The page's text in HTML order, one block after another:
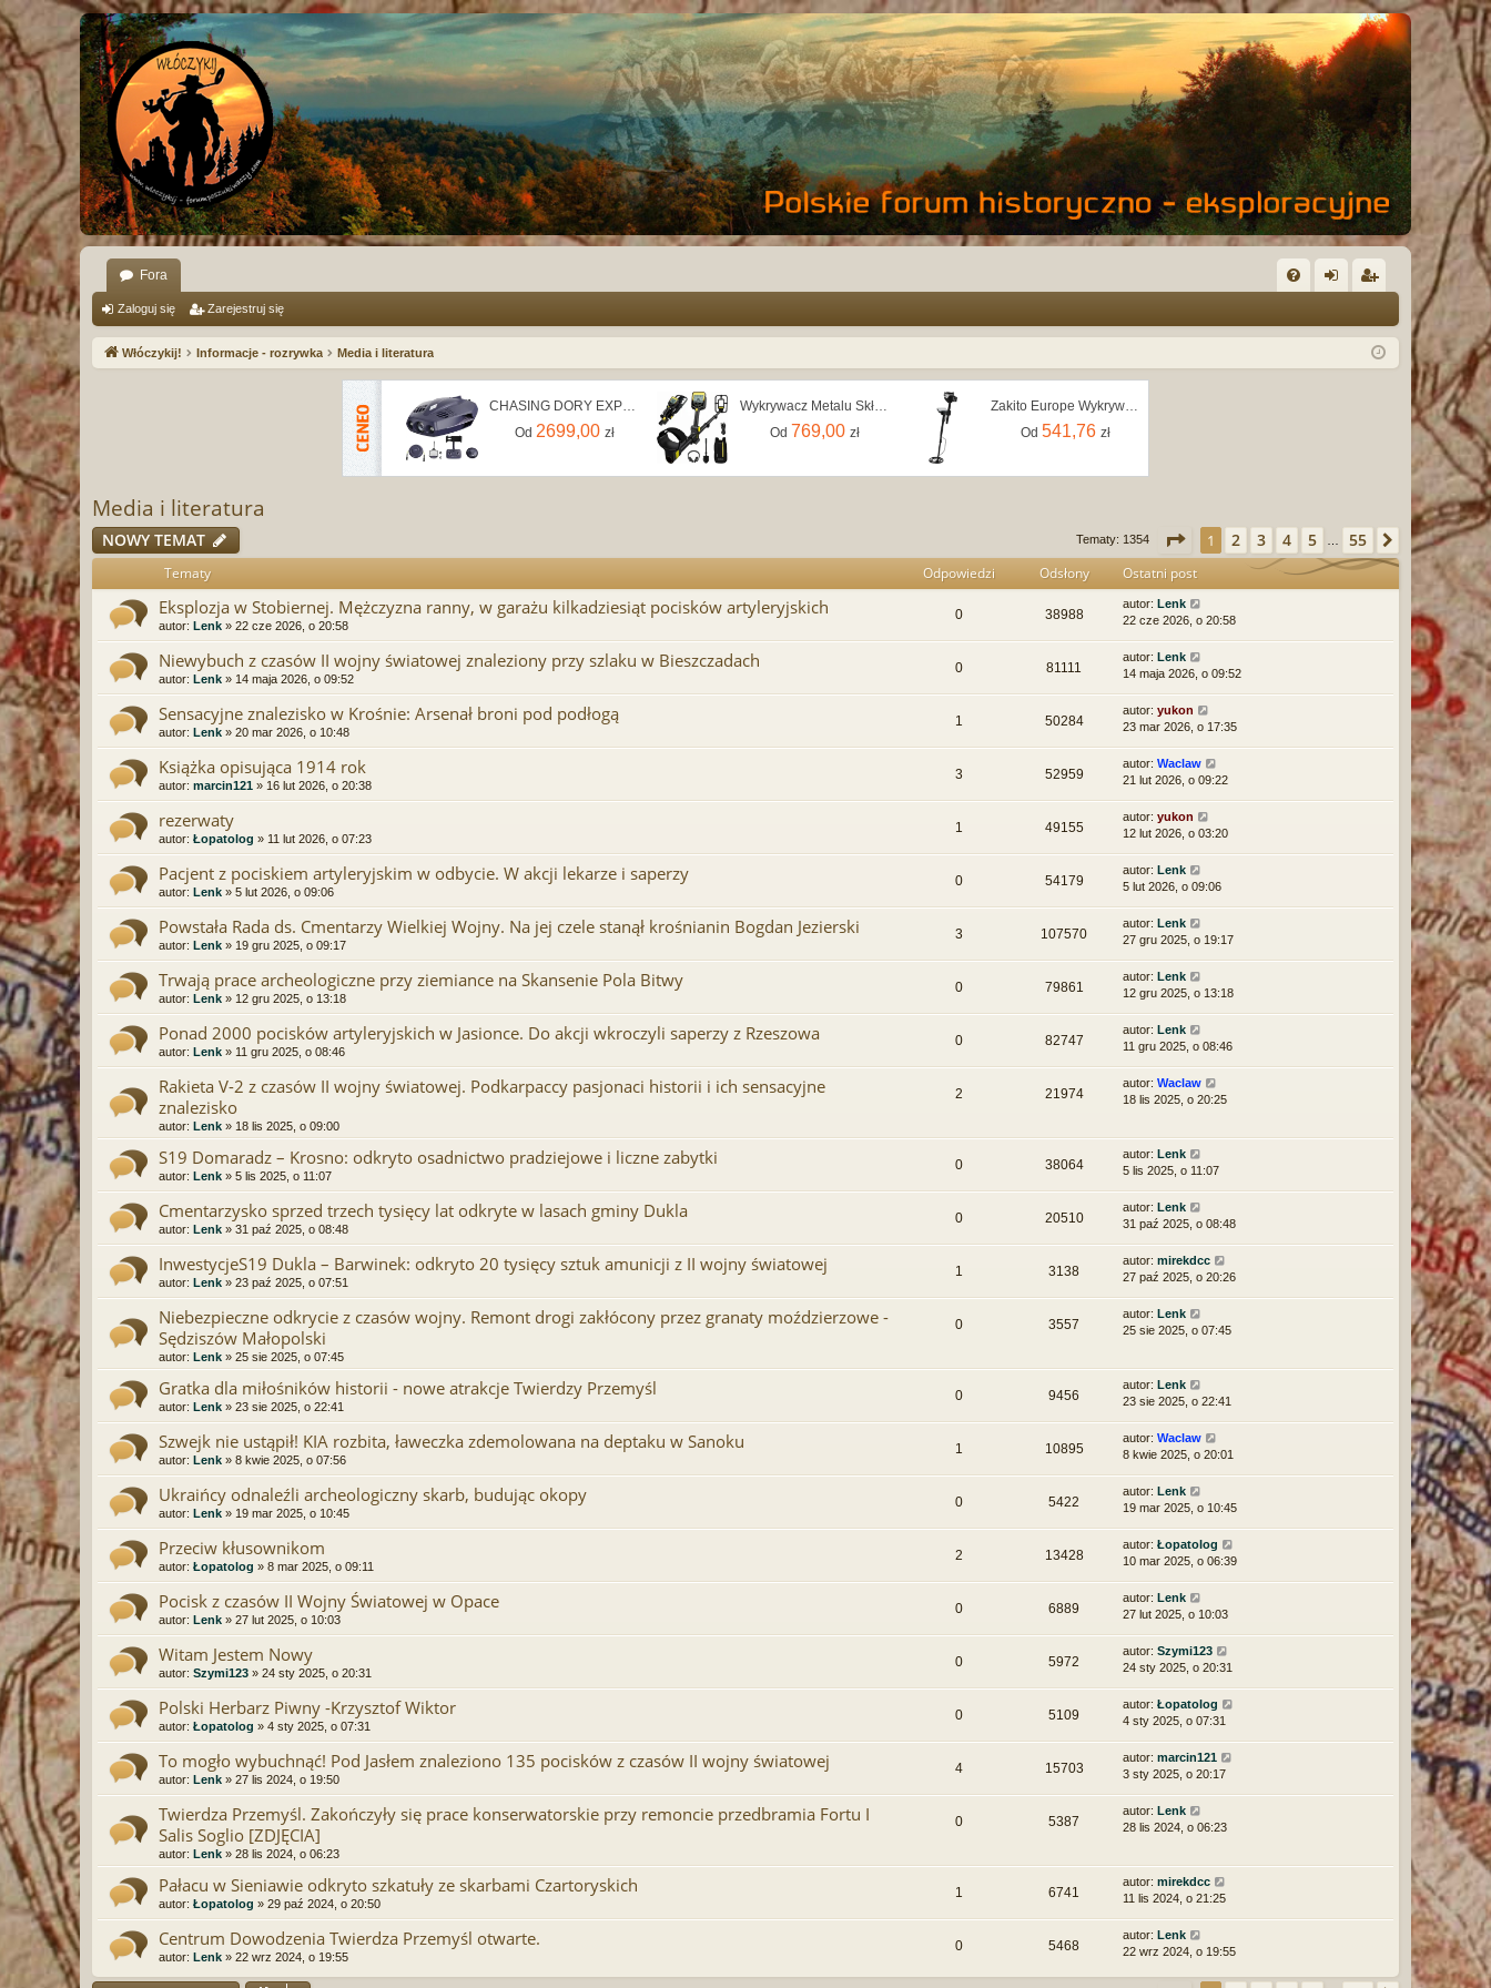
Fora
Q og ej
Zaloguj się Zarejestruj się
Włóczykij! Informacje - rozrywka Media i literatura
CHASING DORY EXPLORE Dron podwodny, do 14,5m, wykrywacz metalu
Od 2699,00 zł
Wykrywacz Metalu Składany Bezprzewodowy Akumulator Li-ion Wodoszczelny
Od 769,00 zł
Zakito Europe Wykrywacz Metalu Pinpoint 18Cm Czarny 1100G
Od 541,76 zł
Media i literatura
NOWY TEMAT Tematy: 1354 Strona z 55
1 2 3 4 5 55 Następna
Tematy Odpowiedzi Odsłony Ostatni post
Eksplozja w Stobiernej. Mężczyzna ranny, w garażu kilkadziesiąt pocisków artyleryjskich
autor: Lenk » 22 cze 2026, o 20:58
0 38988
autor: Lenk
22 cze 2026, o 20:58
Niewybuch z czasów II wojny światowej znaleziony przy szlaku w Bieszczadach
autor: Lenk » 14 maja 2026, o 09:52
0 81111
autor: Lenk
14 maja 2026, o 09:52
Sensacyjne znalezisko w Krośnie: Arsenał broni pod podłogą
autor: Lenk » 20 mar 2026, o 10:48
1 50284
autor: yukon
23 mar 2026, o 17:35
Książka opisująca 1914 rok
autor: marcin121 » 16 lut 2026, o 20:38
3 52959
autor: Waclaw
21 lut 2026, o 09:22
rezerwaty
autor: Łopatolog » 11 lut 2026, o 07:23
1 49155
autor: yukon
12 lut 2026, o 03:20
Pacjent z pociskiem artyleryjskim w odbycie. W akcji lekarze i saperzy
autor: Lenk » 5 lut 2026, o 09:06
0 54179
autor: Lenk
5 lut 2026, o 09:06
Powstała Rada ds. Cmentarzy Wielkiej Wojny. Na jej czele stanął krośnianin Bogdan Jezierski
autor: Lenk » 19 gru 2025, o 09:17
3 107570
autor: Lenk
27 gru 2025, o 19:17
Trwają prace archeologiczne przy ziemiance na Skansenie Pola Bitwy
autor: Lenk » 12 gru 2025, o 13:18
0 79861
autor: Lenk
12 gru 2025, o 13:18
Ponad 2000 pocisków artyleryjskich w Jasionce. Do akcji wkroczyli saperzy z Rzeszowa
autor: Lenk » 11 gru 2025, o 08:46
0 82747
autor: Lenk
11 gru 2025, o 08:46
Rakieta V-2 z czasów II wojny światowej. Podkarpaccy pasjonaci historii i ich sensacyjne
znalezisko
autor: Lenk » 18 lis 2025, o 09:00
2 21974
autor: Waclaw
18 lis 2025, o 20:25
S19 Domaradz – Krosno: odkryto osadnictwo pradziejowe i liczne zabytki
autor: Lenk » 5 lis 2025, o 11:07
0 38064
autor: Lenk
5 lis 2025, o 11:07
Cmentarzysko sprzed trzech tysięcy lat odkryte w lasach gminy Dukla
autor: Lenk » 31 paź 2025, o 08:48
0 20510
autor: Lenk
31 paź 2025, o 08:48
InwestycjeS19 Dukla – Barwinek: odkryto 20 tysięcy sztuk amunicji z II wojny światowej
autor: Lenk » 23 paź 2025, o 07:51
1 3138
autor: mirekdcc
27 paź 2025, o 20:26
Niebezpieczne odkrycie z czasów wojny. Remont drogi zakłócony przez granaty moździerzowe -
Sędziszów Małopolski
autor: Lenk » 25 sie 2025, o 07:45
0 3557
autor: Lenk
25 sie 2025, o 07:45
Gratka dla miłośników historii - nowe atrakcje Twierdzy Przemyśl
autor: Lenk » 23 sie 2025, o 22:41
0 9456
autor: Lenk
23 sie 2025, o 22:41
Szwejk nie ustąpił! KIA rozbita, ławeczka zdemolowana na deptaku w Sanoku
autor: Lenk » 8 kwie 2025, o 07:56
1 10895
autor: Waclaw
8 kwie 2025, o 20:01
Ukraińcy odnaleźli archeologiczny skarb, budując okopy
autor: Lenk » 19 mar 2025, o 10:45
0 5422
autor: Lenk
19 mar 2025, o 10:45
Przeciw kłusownikom
autor: Łopatolog » 8 mar 2025, o 09:11
2 13428
autor: Łopatolog
10 mar 2025, o 06:39
Pocisk z czasów II Wojny Światowej w Opace
autor: Lenk » 27 lut 2025, o 10:03
0 6889
autor: Lenk
27 lut 2025, o 10:03
Witam Jestem Nowy
autor: Szymi123 » 24 sty 2025, o 20:31
0 5972
autor: Szymi123
24 sty 2025, o 20:31
Polski Herbarz Piwny -Krzysztof Wiktor
autor: Łopatolog » 4 sty 2025, o 07:31
0 5109
autor: Łopatolog
4 sty 2025, o 07:31
To mogło wybuchnąć! Pod Jasłem znaleziono 135 pocisków z czasów II wojny światowej
autor: Lenk » 27 lis 2024, o 19:50
4 15703
autor: marcin121
3 sty 2025, o 20:17
Twierdza Przemyśl. Zakończyły się prace konserwatorskie przy remoncie przedbramia Fortu I
Salis Soglio [ZDJĘCIA]
autor: Lenk » 28 lis 2024, o 06:23
0 5387
autor: Lenk
28 lis 2024, o 06:23
Pałacu w Sieniawie odkryto szkatuły ze skarbami Czartoryskich
autor: Łopatolog » 29 paź 2024, o 20:50
1 6741
autor: mirekdcc
11 lis 2024, o 21:25
Centrum Dowodzenia Twierdza Przemyśl otwarte.
autor: Lenk » 22 wrz 2024, o 19:55
0 5468
autor: Lenk
22 wrz 2024, o 19:55